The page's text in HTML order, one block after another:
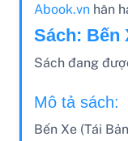
Abook.vnhân
Sách: Bến
Sách đang
Mô tả sách:
Bến Xe (Tái